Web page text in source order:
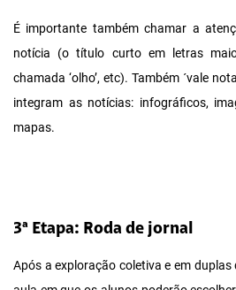
É importante também chamar a
notícia (o título curto em letras
chamada ‘olho’, etc). Também ´vale
integram as notícias: infográficos,
mapas.
3ª Etapa: Roda de jornal
Após a exploração coletiva e em